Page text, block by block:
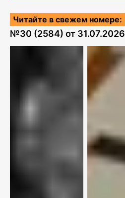
Читайте в свежем номере:
№30 (2584) от 31.07.2026